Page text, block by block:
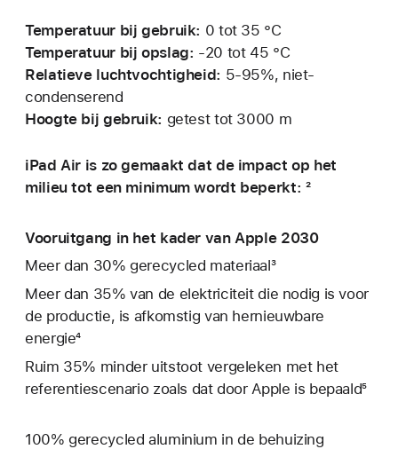
Temperatuur bij gebruik: 0 tot 35 °C
Temperatuur bij opslag: ‑20 tot 45 °C
Relatieve luchtvochtigheid: 5-95%, niet-
condenserend
Hoogte bij gebruik: getest tot 3000 m
iPad Air is zo gemaakt dat de impact op het
milieu tot een minimum wordt beperkt: ²
Vooruitgang in het kader van Apple 2030
Meer dan 30% gerecycled materiaal³
Meer dan 35% van de elektriciteit die nodig is voor
de productie, is afkomstig van hernieuwbare
energie⁴
Ruim 35% minder uitstoot vergeleken met het
referentie­­scenario zoals dat door Apple is bepaald⁵
100% gerecycled aluminium in de behuizing